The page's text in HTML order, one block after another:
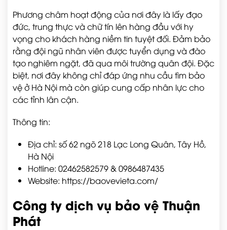
Phương châm hoạt động của nơi đây là lấy đạo
đức, trung thực và chữ tín lên hàng đầu với hy
vọng cho khách hàng niềm tin tuyệt đối. Đảm bảo
rằng đội ngũ nhân viên được tuyển dụng và đào
tạo nghiêm ngặt, đã qua môi trường quân đội. Đặc
biệt, nơi đây không chỉ đáp ứng nhu cầu tìm bảo
vệ ở Hà Nội mà còn giúp cung cấp nhân lực cho
các tỉnh lân cận.
Thông tin:
Địa chỉ: số 62 ngõ 218 Lạc Long Quân, Tây Hồ,
Hà Nội
Hotline: 02462582579 & 0986487435
Website: https://baovevieta.com/
Công ty dịch vụ bảo vệ Thuận
Phát